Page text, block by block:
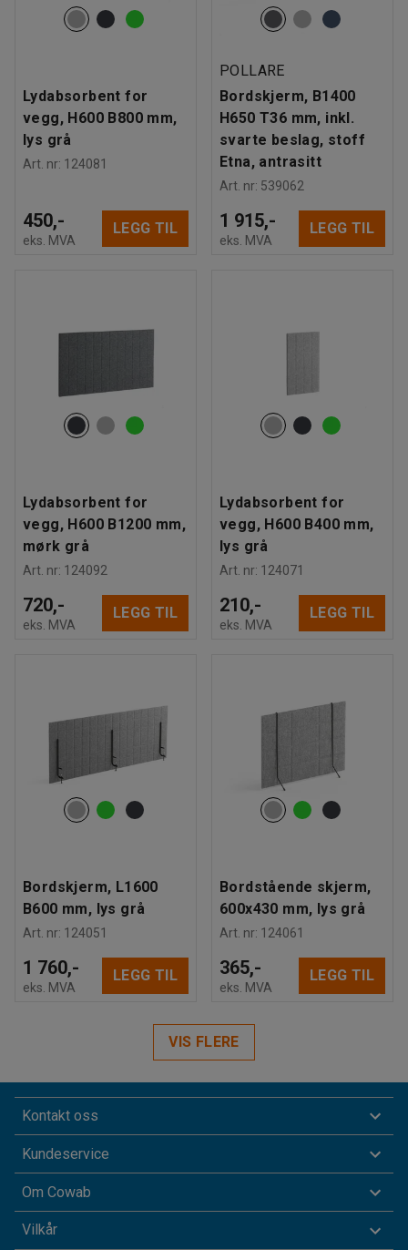
Lydabsorbent for
vegg, H600 B800 mm,
lys grå
Art. nr: 124081
450,-
eks. MVA
LEGG TIL
POLLARE
Bordskjerm, B1400
H650 T36 mm, inkl.
svarte beslag, stoff
Etna, antrasitt
Art. nr: 539062
1 915,-
eks. MVA
LEGG TIL
Lydabsorbent for
vegg, H600 B1200 mm,
mørk grå
Art. nr: 124092
720,-
eks. MVA
LEGG TIL
Lydabsorbent for
vegg, H600 B400 mm,
lys grå
Art. nr: 124071
210,-
eks. MVA
LEGG TIL
Bordskjerm, L1600
B600 mm, lys grå
Art. nr: 124051
1 760,-
eks. MVA
LEGG TIL
Bordstående skjerm,
600x430 mm, lys grå
Art. nr: 124061
365,-
eks. MVA
LEGG TIL
VIS FLERE
Kontakt oss
Kundeservice
Om Cowab
Vilkår